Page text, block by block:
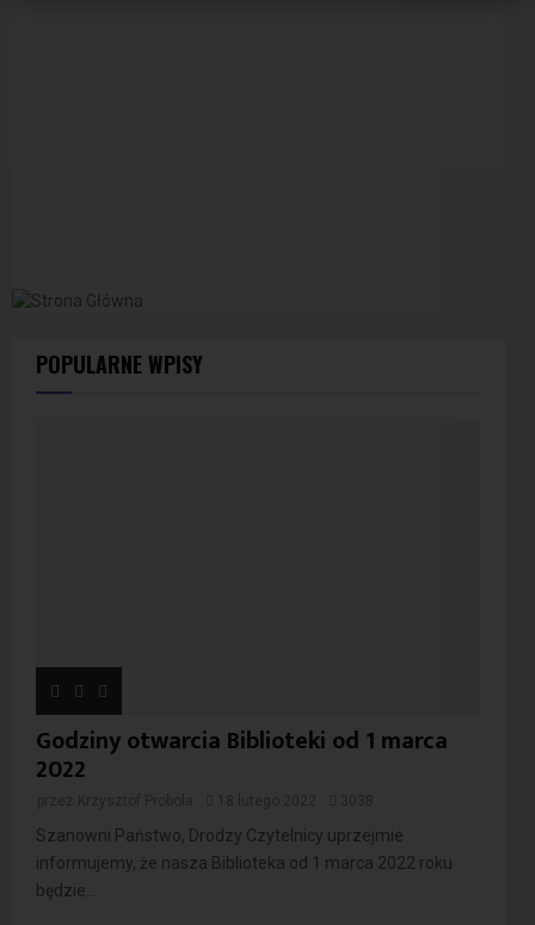
POPULARNE WPISY
Godziny otwarcia Biblioteki od 1 marca
2022
Szanowni Państwo, Drodzy Czytelnicy uprzejmie
informujemy, że nasza Biblioteka od 1 marca 2022 roku
będzie...